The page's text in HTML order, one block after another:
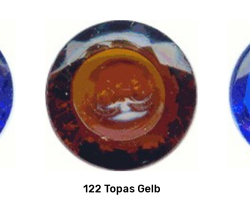
122 Topas Gelb